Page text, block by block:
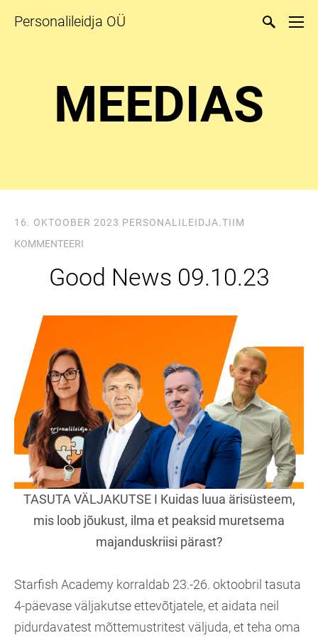
Personalileidja OÜ
MEEDIAS
16. OKTOOBER 2023 PERSONALILEIDJA.TIIM
KOMMENTEERI
Good News 09.10.23
TASUTA VÄLJAKUTSE I Kuidas luua ärisüsteem,
mis loob jõukust, ilma et peaksid muretsema
majanduskriisi pärast?
Starfish Academy korraldab 23.-26. oktoobril tasuta
4-päevase väljakutse ettevõtjatele, et aidata neil
pidurdavatest mõttemustritest väljuda, et teha oma